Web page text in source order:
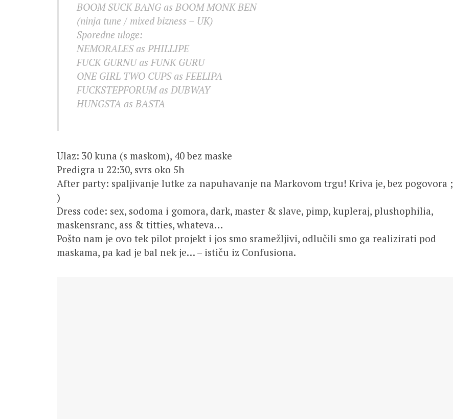
BOOM SUCK BANG as BOOM MONK BEN
(ninja tune / mixed bizness – UK)
Sporedne uloge:
NEMORALES as PHILLIPE
FUCK GURNU as FUNK GURU
ONE GIRL TWO CUPS as FEELIPA
FUCKSTEPFORUM as DUBWAY
HUNGSTA as BASTA
Ulaz: 30 kuna (s maskom), 40 bez maske
Predigra u 22:30, svrs oko 5h
After party: spaljivanje lutke za napuhavanje na Markovom trgu! Kriva je, bez pogovora ;
)
Dress code: sex, sodoma i gomora, dark, master & slave, pimp, kupleraj, plushophilia,
maskensranc, ass & titties, whateva…
Pošto nam je ovo tek pilot projekt i jos smo sramežljivi, odlučili smo ga realizirati pod
maskama, pa kad je bal nek je… – ističu iz Confusiona.